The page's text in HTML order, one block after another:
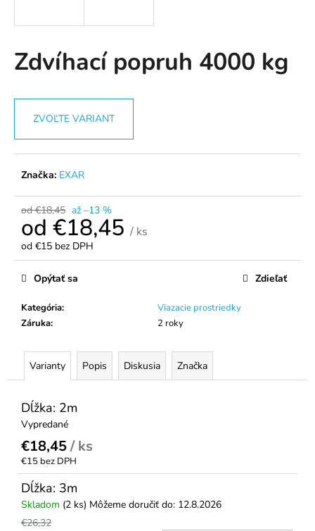
Zdvíhací popruh 4000 kg
ZVOĽTE VARIANT
Značka: EXAR
od €18,45 až –13 %
od €18,45 / ks
od €15 bez DPH
Jednotková
cena:
Kategória:
Viazacie prostriedky
Záruka: 2 roky
Opýtať sa Zdieľať
Varianty Popis Diskusia Značka
Dĺžka: 2m
Vypredané
€18,45/ ks
€15 bez DPH
Dĺžka: 3m
Skladom (2 ks) Môžeme doručiť do: 12.8.2026
€26,32
s
ť
O
p
o
ú
m
DVOJDIELNY
UPÍNACÍ
PÁS
35MM
2000
KG
€6,89